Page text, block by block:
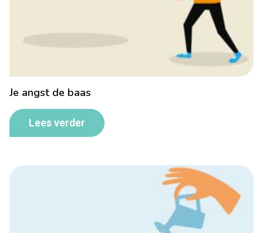
Je angst de baas
Lees verder